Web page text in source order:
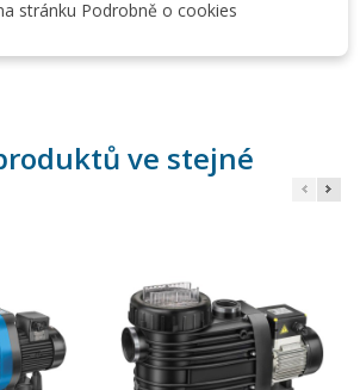
ve stejné
stránku Podrobně o cookies